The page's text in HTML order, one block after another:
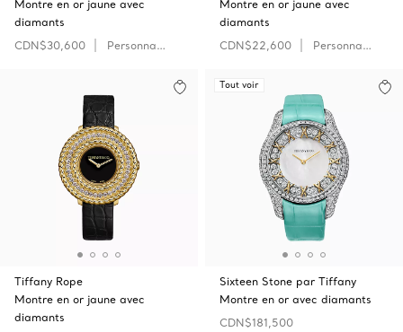
Montre en or jaune avec
diamants
CDN$30,600
Personnaliser
Montre en or jaune avec
diamants
CDN$22,600
Personnaliser
Tiffany Rope
Montre en or jaune avec
diamants
Tout voir
Sixteen Stone par Tiffany
Montre en or avec diamants
CDN$181,500